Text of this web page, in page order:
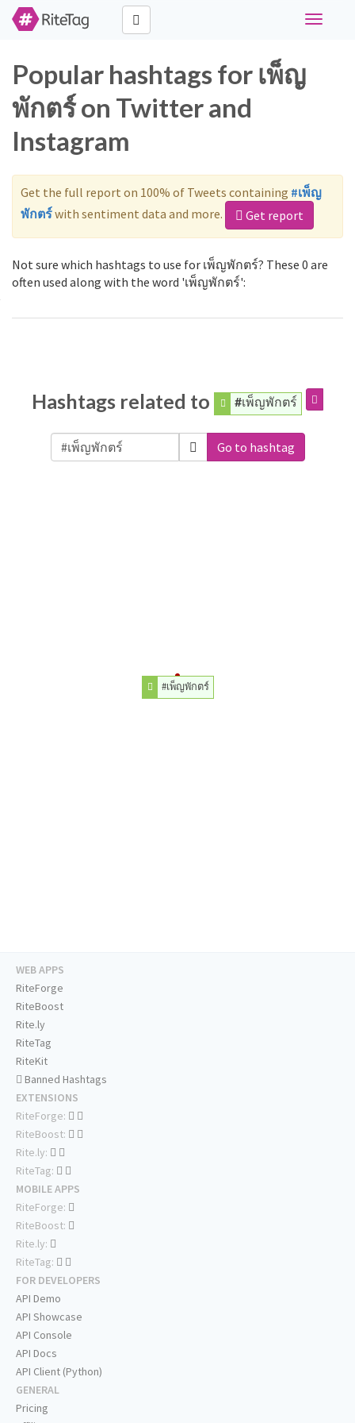
Toggle
Popular hashtags for เพ็ญ
พักตร์ on Twitter and
Instagram
Get the full report on 100% of Tweets containing #เพ็ญ
พักตร์with sentiment data and more. Get report
Not sure which hashtags to use for เพ็ญพักตร์? These 0 are
often used along with the word 'เพ็ญพักตร์':
Hashtags related to #เพ็ญพักตร์
Go to hashtag
#เพ็ญพักตร์
WEB APPS
RiteForge
RiteBoost
Rite.ly
RiteTag
RiteKit
Banned Hashtags
EXTENSIONS
RiteForge:
RiteBoost:
Rite.ly:
RiteTag:
MOBILE APPS
RiteForge:
RiteBoost:
Rite.ly:
RiteTag:
FOR DEVELOPERS
API Demo
API Showcase
API Console
API Docs
API Client (Python)
GENERAL
Pricing